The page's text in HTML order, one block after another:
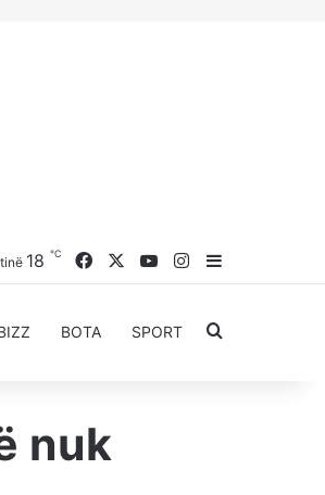
18 ℃ FacebookYouTubeInstagram
Sidebar
BOTA SPORT Kërkoni
nuk